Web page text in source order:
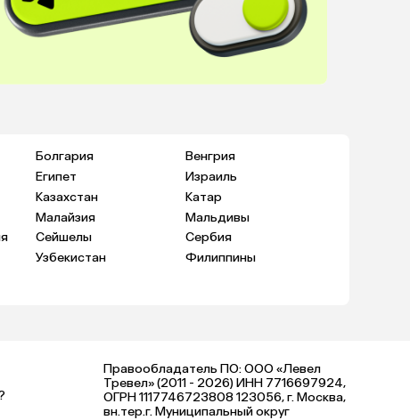
Болгария
Венгрия
Египет
Израиль
Казахстан
Катар
Малайзия
Мальдивы
Сейшелы
Сербия
Узбекистан
Филиппины
Правообладатель ПО: ООО «Левел
Тревел» (2011 - 2026) ИНН 7716697924,
ОГРН 1117746723808 123056, г. Москва,
вн.тер.г. Муниципальный округ